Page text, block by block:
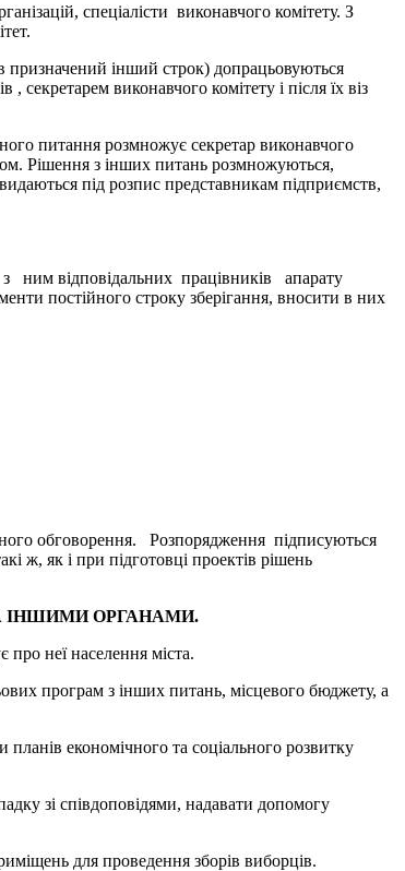
спеціалісти виконавчого комітету. З
призначений інший строк) допрацьовуються
виконавчого комітету і після їх віз
питання розмножує секретар виконавчого
Рішення з інших питань розмножуються,
під розпис представникам підприємств,
з ним відповідальних працівників апарату
постійного строку зберігання, вносити в них
обговорення. Розпорядження підписуються
ж, як і при підготовці проектів рішень
ІНШИМИ ОРГАНАМИ.
про неї населення міста.
програм з інших питань, місцевого бюджету, а
економічного та соціального розвитку
зі співдоповідями, надавати допомогу
для проведення зборів виборців.